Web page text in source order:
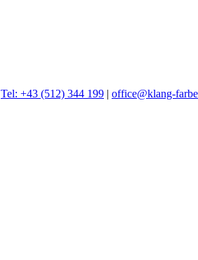
Tel: +43 (512) 344 199 | office@klang-